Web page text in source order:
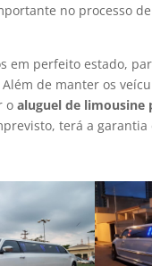
no processo
em perfeito estado,
Além de manter os
oaluguel de limousine
terá a